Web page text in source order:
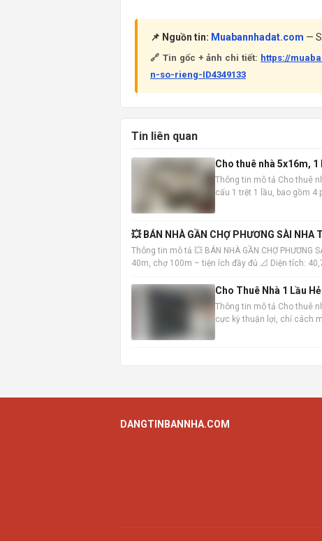
📌 Nguồn tin: Muabannhadat.com —
🔗 Tin gốc + ảnh chi tiết: https://
n-so-rieng-ID4349133
Tin liên quan
Cho thuê nhà 5x16m,
Thông tin mô tả Cho thuê
cấu 1 trệt 1 lầu, bao gồm 4
💥 BÁN NHÀ GẦN CHỢ PHƯƠNG SÀI NHA
Thông tin mô tả 💥 BÁN NHÀ GẦN CHỢ PHƯƠNG
40m, chợ 100m – tiện ích đầy đủ 📐 Diện tích:
Cho Thuê Nhà 1 Lầu
Thông tin mô tả Cho thuê
cực kỳ thuận lợi, chỉ cách
DANGTINBANNHA.COM